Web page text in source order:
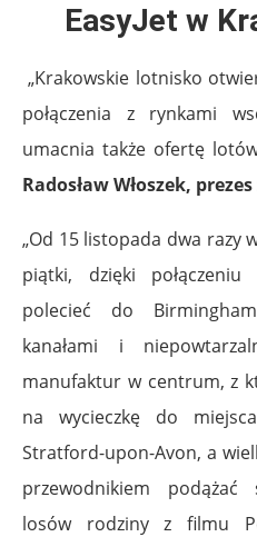
EasyJet w
„Krakowskie lotnisko
połączenia z rynkami
umacnia także ofertę
Radosław Włoszek,
„Od 15 listopada dwa razy
piątki, dzięki
polecieć do
kanałami i
manufaktur w centrum, z
na wycieczkę do
Stratford-upon-Avon, a
przewodnikiem podążać
losów rodziny z filmu